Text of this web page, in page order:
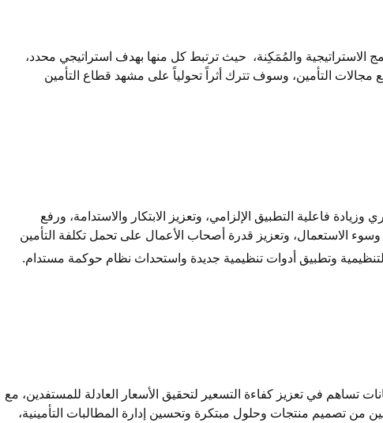
الوعود الاستراتيجية والمستهدفات الأخرى من خلال تنفيذ 72 مبادرة مرتبطة بالبرامج الاستراتيجية والمُمَكِنة، حيث ترتبط كل منها بهدف استراتيجي محدد،
التأمين، وسوف تترك أثراً تحولياً على مشهد قطاع التأمين
التأمين الاختياري وزيادة فاعلية التطبيق الإلزامي، وتعزيز الابتكار والاستدامة، ورفع
الاستعمال، وتعزيز قدرة أصحاب الأعمال على تحمل تكلفة التأمين
وتطبيق أدوات تنظيمية جديدة واستحداث نظام حوكمة مستدام.​
تطوير قاعدة بيانات تساهم في تعزيز كفاءة التسعير لتحقيق الأسعار العادلة للمستفدين، مع
من تصميم منتجات وحلول مبتكرة وتحسين إدارة المطالبات التأمينية،